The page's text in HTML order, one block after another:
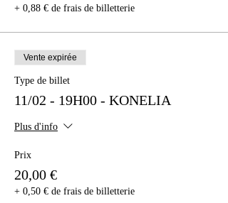
+ 0,88 € de frais de billetterie
Vente expirée
Type de billet
11/02 - 19H00 - KONELIA
Plus d'info
Prix
20,00 €
+ 0,50 € de frais de billetterie